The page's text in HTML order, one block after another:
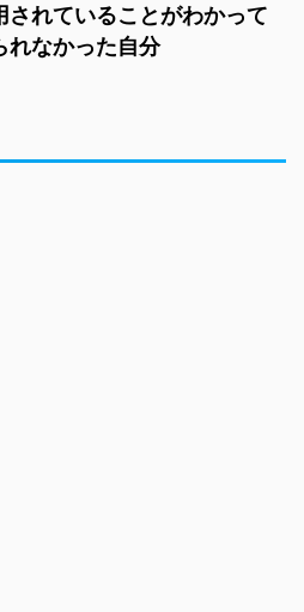
されていることがわかって
れなかった自分